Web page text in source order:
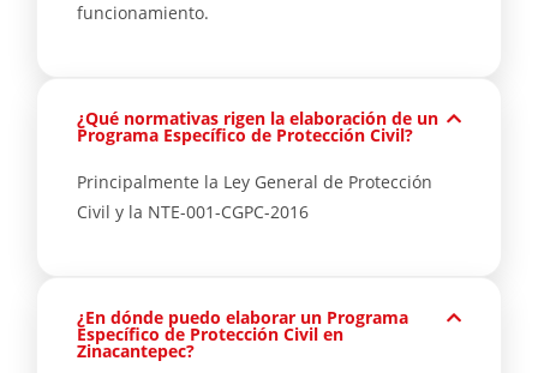
funcionamiento.
¿Qué normativas rigen la elaboración de un
Programa Específico de Protección Civil?
Principalmente la Ley General de Protección
Civil y la NTE-001-CGPC-2016
¿En dónde puedo elaborar un Programa
Específico de Protección Civil en
Zinacantepec?